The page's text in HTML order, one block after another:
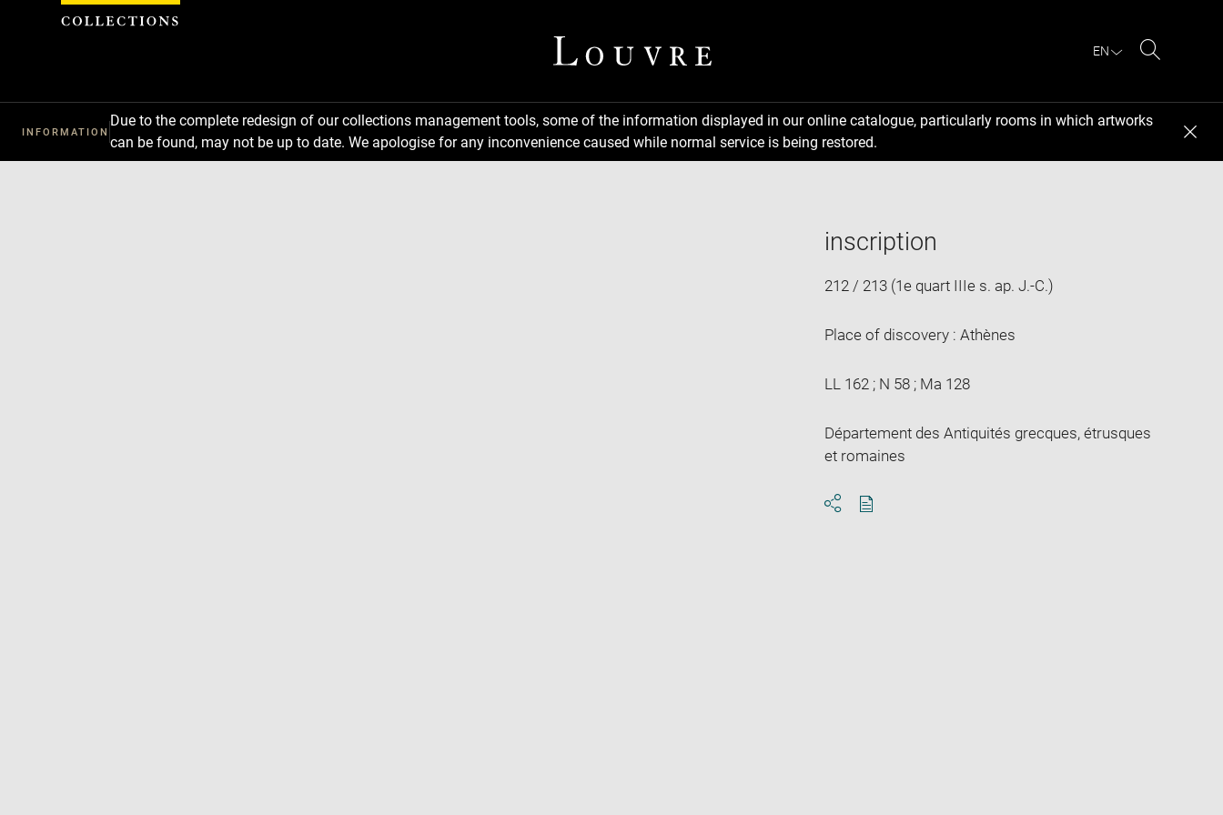
EN
INFORMATION
Due to the complete redesign of our collections management tools, some of the information displayed in our online catalogue, particularly rooms in which artworks
can be found, may not be up to date. We apologise for any inconvenience caused while normal service is being restored.
inscription
212 / 213 (1e quart IIIe s. ap. J.-C.)
Place of discovery : Athènes
LL 162 ; N 58 ; Ma 128
Département des Antiquités grecques, étrusques
et romaines
Cookies management panel